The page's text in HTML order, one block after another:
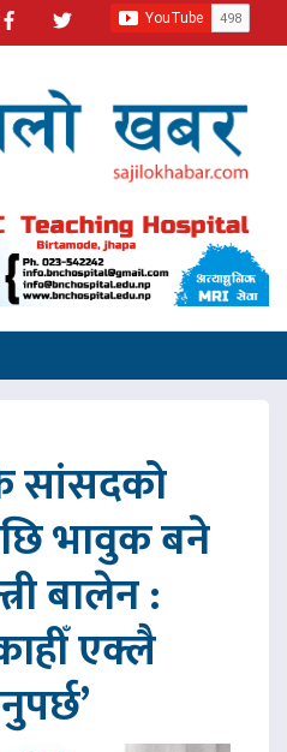
सांसदको
भावुक बने
बालेन :
एक्लै